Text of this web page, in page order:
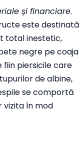
și financiare.
este destinată
total inestetic,
negre pe coaja
piersicile care
de albine,
se comportă
în mod